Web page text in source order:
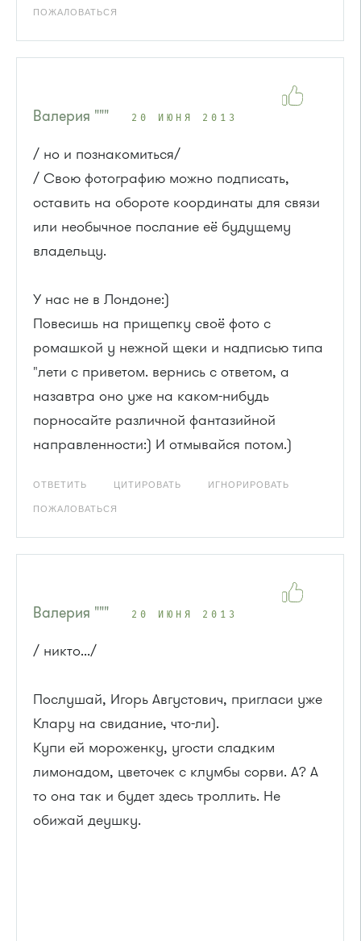
ПОЖАЛОВАТЬСЯ
Валерия """ 20 ИЮНЯ 2013
/ но и познакомиться/
/ Свою фотографию можно подписать,
оставить на обороте координаты для связи
или необычное послание её будущему
владельцу.
У нас не в Лондоне:)
Повесишь на прищепку своё фото с
ромашкой у нежной щеки и надписью типа
"лети с приветом. вернись с ответом, а
назавтра оно уже на каком-нибудь
порносайте различной фантазийной
направленности:) И отмывайся потом.)
ОТВЕТИТЬ ЦИТИРОВАТЬ ИГНОРИРОВАТЬ
ПОЖАЛОВАТЬСЯ
Валерия """ 20 ИЮНЯ 2013
/ никто.../
Послушай, Игорь Августович, пригласи уже
Клару на свидание, что-ли).
Купи ей мороженку, угости сладким
лимонадом, цветочек с клумбы сорви. А? А
то она так и будет здесь троллить. Не
обижай деушку.